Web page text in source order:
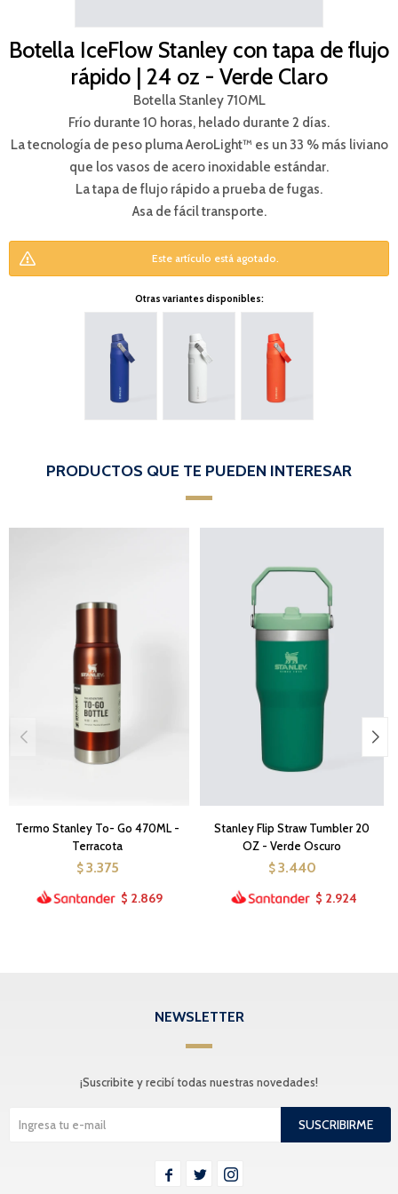
Botella IceFlow Stanley con tapa de flujo
rápido | 24 oz - Verde Claro
Botella Stanley 710ML
Frío durante 10 horas, helado durante 2 días.
La tecnología de peso pluma AeroLight™ es un 33 % más liviano
que los vasos de acero inoxidable estándar.
La tapa de flujo rápido a prueba de fugas.
Asa de fácil transporte.
Este artículo está agotado.
Otras variantes disponibles:
PRODUCTOS QUE TE PUEDEN INTERESAR
Termo Stanley To- Go 470ML -
Terracota
$ 3.375
$ 2.869
Stanley Flip Straw Tumbler 20
OZ - Verde Oscuro
$ 3.440
$ 2.924
NEWSLETTER
¡Suscribite y recibí todas nuestras novedades!
SUSCRIBIRME
  